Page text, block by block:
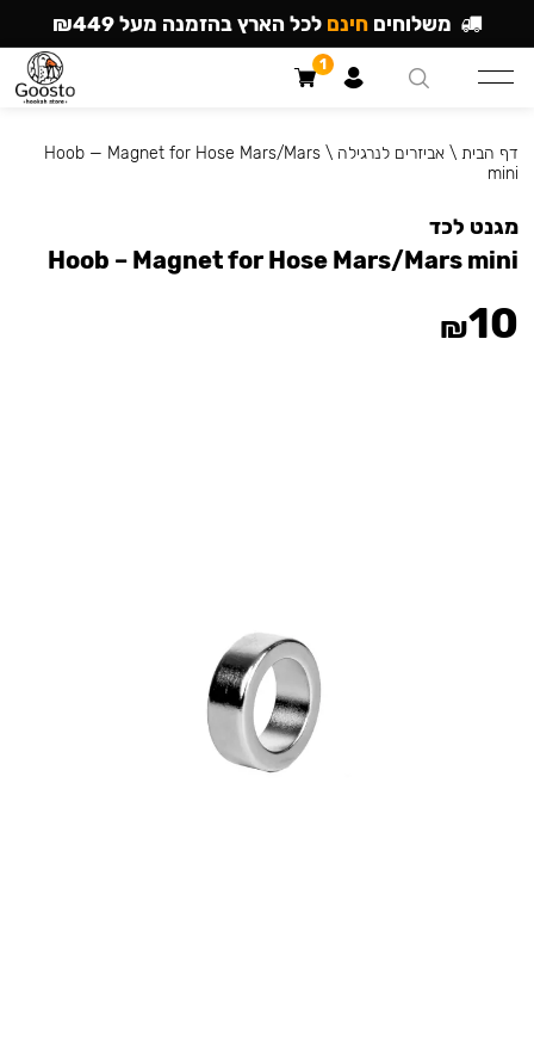
דף הבית \אביזרים לנרגילה \
Hoob — Magnet for Hose Mars/Mars
mini
מגנט לכד
Hoob – Magnet for Hose Mars/Mars mini
₪10
משלוחים חינם לכל הארץ בהזמנה מעל ₪449
1